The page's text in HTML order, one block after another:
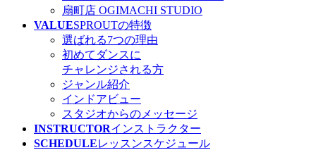
扇町店 OGIMACHI STUDIO
VALUESPROUTの特徴
選ばれる7つの理由
初めてダンスに
チャレンジされる方
ジャンル紹介
インドアビュー
スタジオからのメッセージ
INSTRUCTORインストラクター
SCHEDULEレッスンスケジュール